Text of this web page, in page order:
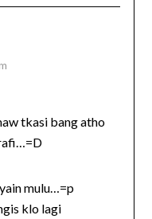
tkasi bang atho
mulu…=p
klo lagi